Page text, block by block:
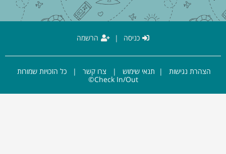
כניסה הרשמה
הצהרת נגישות| תנאי שימוש| צרו קשר| כל הזכויות שמורות
Check In/Out©